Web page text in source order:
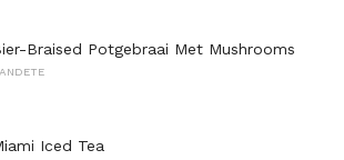
Braised Potgebraai Met Mushrooms
Iced Tea